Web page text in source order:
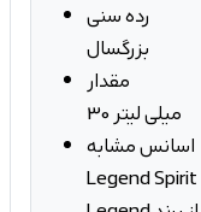
رده سنی
بزرگسال
مقدار
30 میلی لیتر
اسانس مشابه